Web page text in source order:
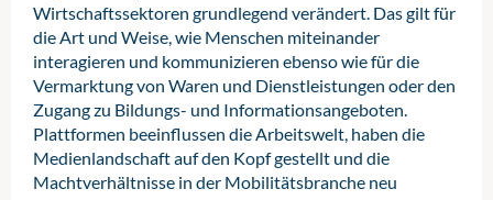
Wirtschaftssektoren grundlegend verändert. Das gilt für
die Art und Weise, wie Menschen miteinander
interagieren und kommunizieren ebenso wie für die
Vermarktung von Waren und Dienstleistungen oder den
Zugang zu Bildungs- und Informationsangeboten.
Plattformen beeinflussen die Arbeitswelt, haben die
Medienlandschaft auf den Kopf gestellt und die
Machtverhältnisse in der Mobilitätsbranche neu